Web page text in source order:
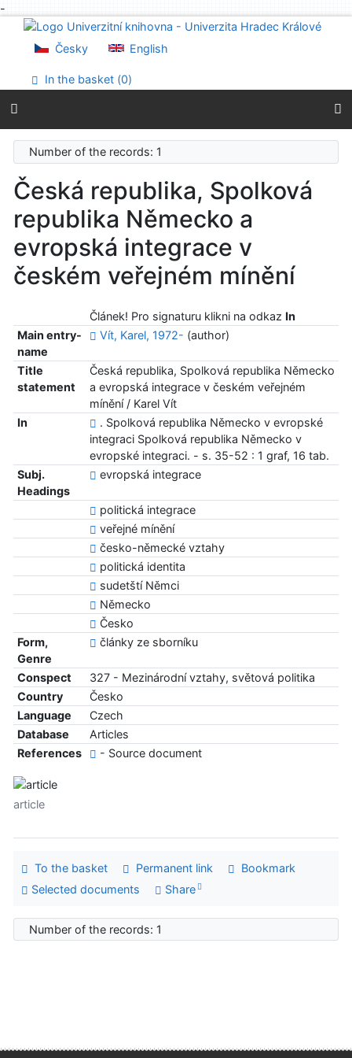
-
Go to content
Go to menu
Accessibility declaration
Česky English
In the basket (0)
Number of the records: 1
Česká republika, Spolková
republika Německo a
evropská integrace v
českém veřejném mínění
Článek! Pro signaturu klikni na odkaz In
Main entry-
name
Vít, Karel, 1972- (author)
Title
statement
Česká republika, Spolková republika Německo
a evropská integrace v českém veřejném
mínění / Karel Vít
In
. Spolková republika Německo v evropské
integraci Spolková republika Německo v
evropské integraci. - s. 35-52 : 1 graf, 16 tab.
Subj.
Headings
evropská integrace
politická integrace
veřejné mínění
česko-německé vztahy
politická identita
sudetští Němci
Německo
Česko
Form,
Genre
články ze sborníku
Conspect
327 - Mezinárodní vztahy, světová politika
Country
Česko
Language
Czech
Database
Articles
References
- Source document
article
To the basket Permanent link
Bookmark
Selected documents
Share
Number of the records: 1